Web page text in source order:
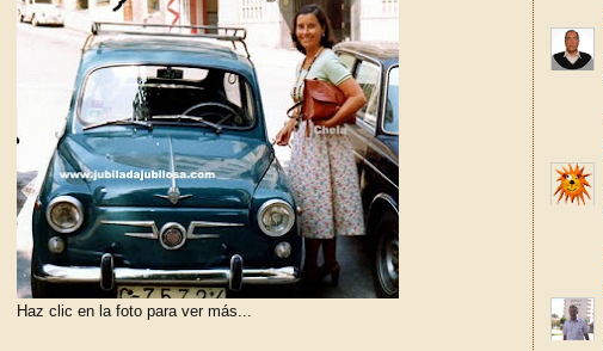
Haz clic en la foto para ver más...